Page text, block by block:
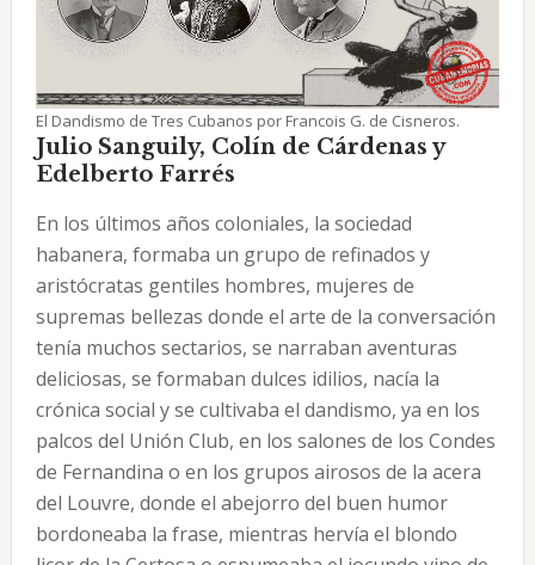
El Dandismo de Tres Cubanos por Francois G. de Cisneros.
Julio Sanguily, Colín de Cárdenas y
Edelberto Farrés
En los últimos años coloniales, la sociedad
habanera, formaba un grupo de refinados y
aristócra­tas gentiles hombres, mujeres de
supremas bellezas donde el arte de la conversación
tenía muchos sectarios, se narraban aventuras
deliciosas, se formaban dulces idilios, nacía la
crónica social y se cultiva­ba el dandismo, ya en los
palcos del Unión Club, en los salones de los Condes
de Fernandina o en los gru­pos airosos de la acera
del Louvre, donde el abejorro del buen humor
bordoneaba la frase, mientras hervía el blondo